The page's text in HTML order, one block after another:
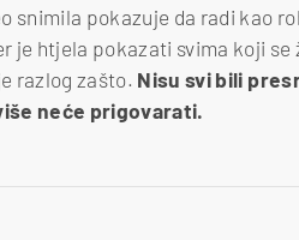
snimila pokazuje da radi kao
je htjela pokazati svima koji se
razlog zašto. Nisu svi bili
neće prigovarati.